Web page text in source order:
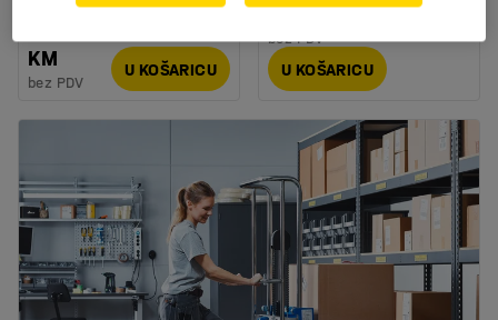
KM
bez PDV
U KOŠARICU
1.671,00 KM
bez PDV
U KOŠARICU